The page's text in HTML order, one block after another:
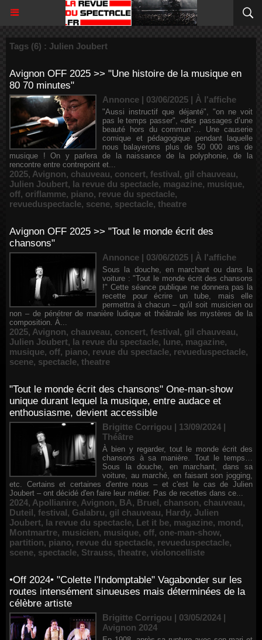
Tags (6) : Julien Joubert
Avignon OFF 2025 >> "Une histoire de la musique en
80 70 minutes"
Annonce | 03/06/2025 | À l'affiche
"Aussi instructif que déjanté", "on ne voit
pas le temps passer", «des passages d’une
beauté hors du commun"… Une causerie
comique et pédagogique pendant laquelle
nous balayerons plus de 50 000 ans de
musique ! On y parlera de la naissance de la polyphonie, de la
rencontre entre contrepoint et...
2025, Avignon, chauveau, concert, festival, gil chauveau,
Julien Joubert, la revue du spectacle, magazine, musique,
off, oriflamme, piano, revue du spectacle,
revueduspectacle, scene, spectacle, theatre
Avignon OFF 2025 >> "Tout le monde écrit des
chansons"
Annonce | 03/06/2025 | À l'affiche
Sous la douche, en marchant ou dans la
voiture : "Tout le monde écrit des chansons
!" Cette séance publique ne donnera pas la
recette pour écrire un tube, mais elle
permettra à chacun – qu'il soit musicien ou
non – de pénétrer de manière ludique et théâtrale les mystères de la
composition. À...
2025, Avignon, chauveau, concert, festival, gil chauveau,
Julien Joubert, la revue du spectacle, lune, magazine,
musique, off, piano, revue du spectacle, revueduspectacle,
scene, spectacle, theatre
"Tout le monde écrit des chansons" One-man-show
unique durant lequel la musique, entre audace et
enthousiasme, devient accessible
Brigitte Corrigou | 13/09/2024 |
Théâtre
À bien y regarder, tout le monde écrit des
chansons à sa manière. Tout le temps…
Sous la douche, en marchant, dans sa
voiture, au marché, en faisant son jogging,
etc. Certains et certaines d'entre nous – et c'est le cas de Julien
Joubert – ont décidé d'en faire leur métier. Pas de recettes dans ce...
2024, Apollianire, Avignon, BA, Bruel, chanson, chauveau,
Duteil, festival, Galabru, gil chauveau, Hardy, Julien
Joubert, la revue du spectacle, Let it be, magazine, mond,
Montmartre, musicien, musique, off, one-man-show,
partition, piano, revue du spectacle, revueduspectacle,
scene, spectacle, Strauss, theatre, violoncelliste
•Off 2024• "Colette l'Indomptable" Vagabonder sur les
routes intensément sinueuses mais déterminées de la
célèbre artiste
Brigitte Corrigou | 03/05/2024 |
Avignon 2024